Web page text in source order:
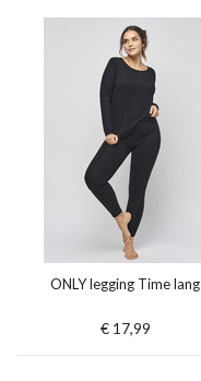
ONLY legging Time lang
€ 17,99